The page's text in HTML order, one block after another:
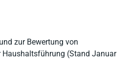
zur Bewertung von
Haushaltsführung (Stand Januar